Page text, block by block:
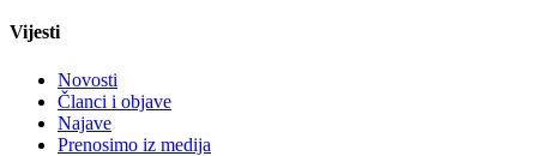
Vijesti
Novosti
Članci i objave
Najave
Prenosimo iz medija